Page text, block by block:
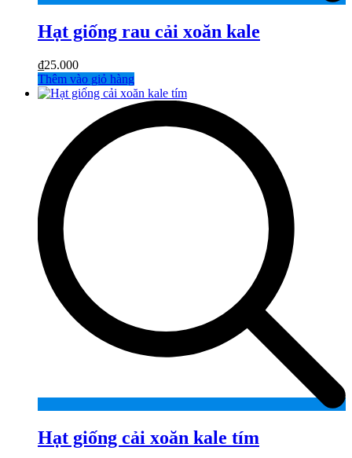
Hạt giống rau cải xoăn kale
₫25.000
Thêm vào giỏ hàng
Hạt giống cải xoăn kale tím